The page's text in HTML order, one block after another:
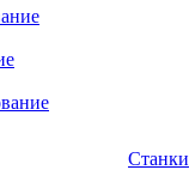
Станки